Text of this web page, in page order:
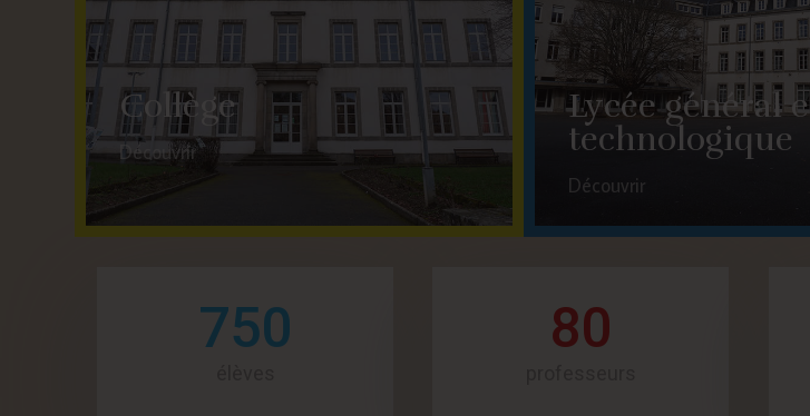
Collège
Découvrir
Lycée général
technologique
Découvrir
750 80